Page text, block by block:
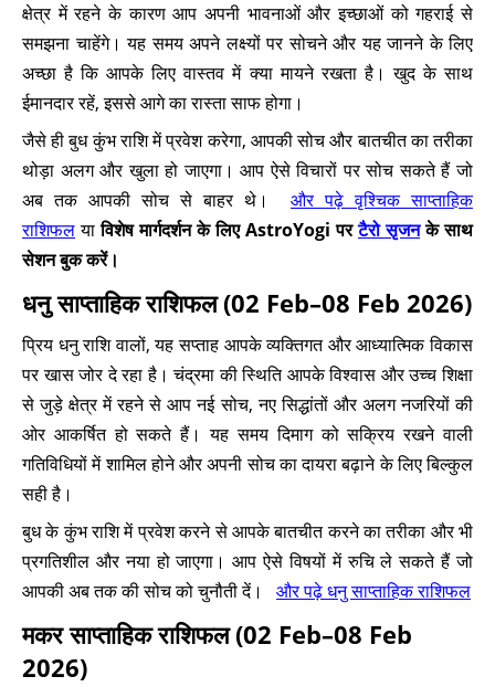
क्षेत्र में रहने के कारण आप अपनी भावनाओं और इच्छाओं को गहराई से
समझना चाहेंगे। यह समय अपने लक्ष्यों पर सोचने और यह जानने के लिए
अच्छा है कि आपके लिए वास्तव में क्या मायने रखता है। खुद के साथ
ईमानदार रहें, इससे आगे का रास्ता साफ होगा।
जैसे ही बुध कुंभ राशि में प्रवेश करेगा, आपकी सोच और बातचीत का तरीका
थोड़ा अलग और खुला हो जाएगा। आप ऐसे विचारों पर सोच सकते हैं जो
अब तक आपकी सोच से बाहर थे। और पढ़े वृश्चिक साप्ताहिक
राशिफलयाविशेष मार्गदर्शन के लिए AstroYogi परटैरो सृजनके साथ
सेशन बुक करें।
धनु साप्ताहिक राशिफल (02 Feb–08 Feb 2026)
प्रिय धनु राशि वालों, यह सप्ताह आपके व्यक्तिगत और आध्यात्मिक विकास
पर खास जोर दे रहा है। चंद्रमा की स्थिति आपके विश्वास और उच्च शिक्षा
से जुड़े क्षेत्र में रहने से आप नई सोच, नए सिद्धांतों और अलग नजरियों की
ओर आकर्षित हो सकते हैं। यह समय दिमाग को सक्रिय रखने वाली
गतिविधियों में शामिल होने और अपनी सोच का दायरा बढ़ाने के लिए बिल्कुल
सही है।
बुध के कुंभ राशि में प्रवेश करने से आपके बातचीत करने का तरीका और भी
प्रगतिशील और नया हो जाएगा। आप ऐसे विषयों में रुचि ले सकते हैं जो
आपकी अब तक की सोच को चुनौती दें। और पढ़े धनु साप्ताहिक राशिफल
मकर साप्ताहिक राशिफल (02 Feb–08 Feb
2026)